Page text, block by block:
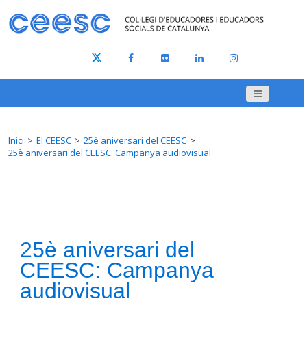
Inici El CEESC
25è aniversari del CEESC
25è aniversari del CEESC: Campanya audiovisual
25è aniversari del
CEESC: Campanya
audiovisual